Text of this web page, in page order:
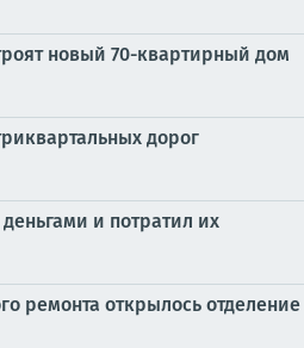
новый 70-квартирный дом
дорог
и потратил их
ремонта открылось